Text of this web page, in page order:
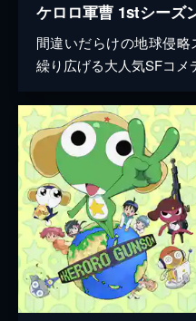
ケロロ軍曹 1stシーズ
間違いだらけの地球侵
繰り広げる大人気SFコメ